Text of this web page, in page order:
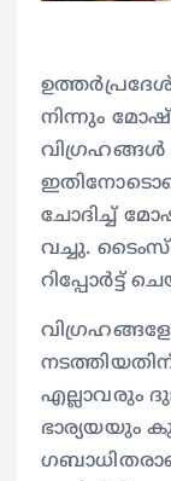
നിന്നും
ചോദിച്ച്
വച്ചു.
റിപ്പോർട്ട്
എല്ലാവരും
ഭാര്യയയും